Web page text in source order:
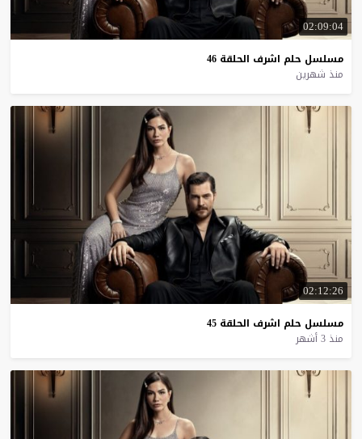
02:09:04
مسلسل حلم اشرف الحلقة 46
منذ شهرين
02:12:26
مسلسل حلم اشرف الحلقة 45
منذ 3 أشهر